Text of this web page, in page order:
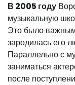
В 2005 году
музыкальную
Это было
зародилась его
Параллельно с
заниматься
после